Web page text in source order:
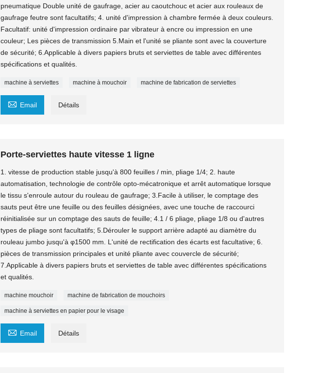
pneumatique Double unité de gaufrage, acier au caoutchouc et acier aux rouleaux de
gaufrage feutre sont facultatifs; 4. unité d'impression à chambre fermée à deux couleurs.
Facultatif: unité d'impression ordinaire par vibrateur à encre ou impression en une
couleur; Les pièces de transmission 5.Main et l'unité se pliante sont avec la couverture
de sécurité; 6.Applicable à divers papiers bruts et serviettes de table avec différentes
spécifications et qualités.
machine à serviettes machine à mouchoir machine de fabrication de serviettes
 Email Détails
Porte-serviettes haute vitesse 1 ligne
1. vitesse de production stable jusqu'à 800 feuilles / min, pliage 1/4; 2. haute
automatisation, technologie de contrôle opto-mécatronique et arrêt automatique lorsque
le tissu s'enroule autour du rouleau de gaufrage; 3.Facile à utiliser, le comptage des
sauts peut être une feuille ou des feuilles désignées, avec une touche de raccourci
réinitialisée sur un comptage des sauts de feuille; 4.1 / 6 pliage, pliage 1/8 ou d'autres
types de pliage sont facultatifs; 5.Dérouler le support arrière adapté au diamètre du
rouleau jumbo jusqu'à φ1500 mm. L'unité de rectification des écarts est facultative; 6.
pièces de transmission principales et unité pliante avec couvercle de sécurité;
7.Applicable à divers papiers bruts et serviettes de table avec différentes spécifications
et qualités.
machine mouchoir machine de fabrication de mouchoirs
machine à serviettes en papier pour le visage
 Email Détails